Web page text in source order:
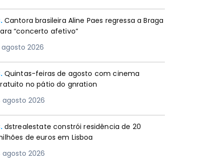
Cantora brasileira Aline Paes regressa a Braga
“concerto afetivo”
agosto 2026
Quintas-feiras de agosto com cinema
no pátio do gnration
agosto 2026
dstrealestate constrói residência de 20
de euros em Lisboa
agosto 2026